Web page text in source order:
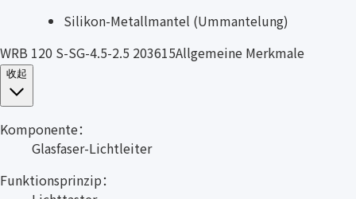
Silikon-Metallmantel (Ummantelung)
WRB 120 S-SG-4.5-2.5 203615Allgemeine Merkmale
收起
Komponente：
Glasfaser-Lichtleiter
Funktionsprinzip：